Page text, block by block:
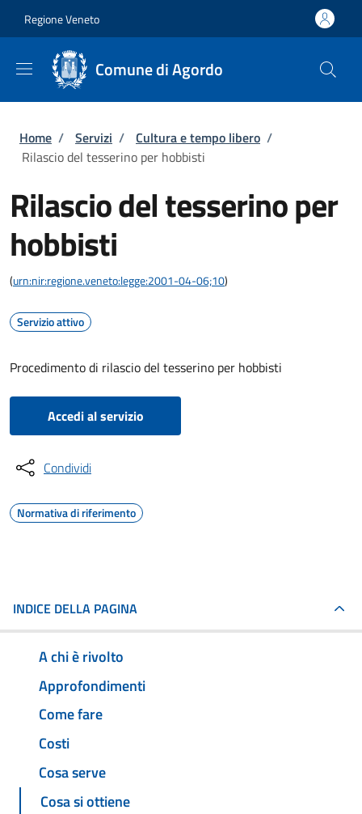
Regione Veneto
Comune di Agordo
Briciole di pane
Home / Servizi / Cultura e tempo libero /
Rilascio del tesserino per hobbisti
Rilascio del tesserino per
hobbisti
(urn:nir:regione.veneto:legge:2001-04-06;10)
Servizio attivo
Procedimento di rilascio del tesserino per hobbisti
Accedi al servizio
Condividi
Normativa di riferimento
INDICE DELLA PAGINA
A chi è rivolto
Approfondimenti
Come fare
Costi
Cosa serve
Cosa si ottiene